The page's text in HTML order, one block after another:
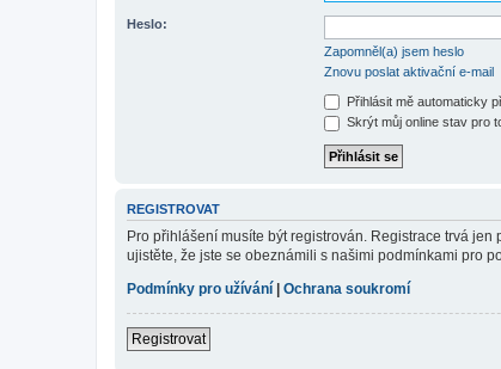
Heslo:
Zapomněl(a) jsem heslo
Znovu poslat aktivační e-mail
Přihlásit mě automaticky
Skrýt můj online stav pro
REGISTROVAT
Pro přihlášení musíte být registrován. Registrace trvá
ujistěte, že jste se obeznámili s našimi podmínkami pro
Podmínky pro užívání
Ochrana soukromí
Registrovat